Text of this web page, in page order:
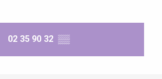
02 35 90 32 ▒▒